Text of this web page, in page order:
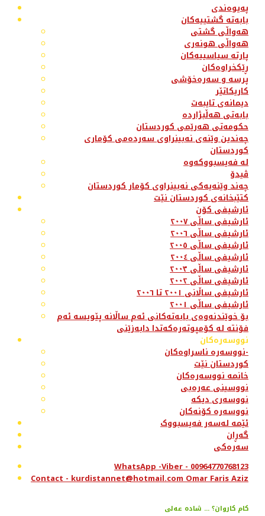
پەیوەندی
بابەتە گشتییەکان
هەواڵی گشتی
هەواڵی هونەری
پارتە سیاسییەکان
ڕێکخراوەکان
پرسە و سەرەخۆشی
کاریکاتێر
دیمانەی تایبەت
بابەتی هەڵبژاردە
حکومەتی هەرێمی کوردستان
چەندین وێنەی نەبینراوی سەردەمی کۆماری
کوردستان
لە فەیسبووکەوە
ڤیدۆ
چەند وێنەیەکی نەبینراوی کۆمار کوردستان
کتێبخانەی کوردستان نێت
ئارشیفی کۆن
ئارشیفی ساڵی ٢٠٠٧
ئارشیفی ساڵی ٢٠٠٦
ئارشیفی ساڵی ٢٠٠٥
ئارشیفی ساڵی ٢٠٠٤
ئارشیفی ساڵی ٢٠٠٣
ئارشیفی ساڵی ٢٠٠٢
ئارشیفی ساڵانی ٢٠٠١ تا ٢٠٠٦
ئارشیفی ساڵی ٢٠٠١
بۆ خوێندنەوەی بابەتەکانی ئەم ساڵانە پێویسە ئەم
فۆنتە لە کۆمپوتەرەکەتدا دابەزێنی
نووسەرەکان
نووسەرە ناسراوەکان-
کوردستان نێت
خانمە نووسەرەکان
نووسینی عەرەبی
نووسەری دیکە
نووسەرە کۆنەکان
ئێمە لەسەر فەیسبووک
گەڕان
سەرەکی
WhatsApp -Viber - 00964770768123
Contact - kurdistannet@hotmail.com Omar Faris Aziz
کام کاروان؟ ... شادە عەلی